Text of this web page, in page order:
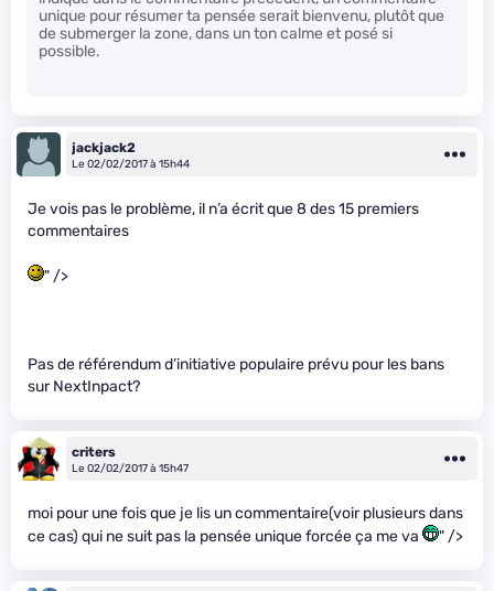
unique pour résumer ta pensée serait bienvenu, plutôt que
de submerger la zone, dans un ton calme et posé si
possible.
jackjack2
Le 02/02/2017 à 15h44
Je vois pas le problème, il n’a écrit que 8 des 15 premiers
commentaires
" />
Pas de référendum d’initiative populaire prévu pour les bans
sur NextInpact?
criters
Le 02/02/2017 à 15h47
moi pour une fois que je lis un commentaire(voir plusieurs dans
ce cas) qui ne suit pas la pensée unique forcée ça me va
" />